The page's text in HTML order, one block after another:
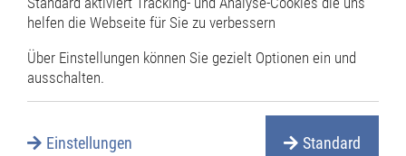
Zurück
helfen die Webseite für Sie zu verbessern
Über Einstellungen können Sie gezielt Optionen ein und
ausschalten.
Einstellungen Standard